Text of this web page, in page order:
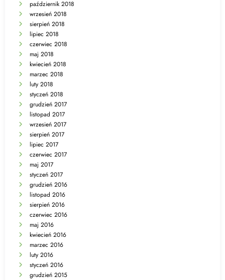
październik 2018
wrzesień 2018
sierpień 2018
lipiec 2018
czerwiec 2018
maj 2018
kwiecień 2018
marzec 2018
luty 2018
styczeń 2018
grudzień 2017
listopad 2017
wrzesień 2017
sierpień 2017
lipiec 2017
czerwiec 2017
maj 2017
styczeń 2017
grudzień 2016
listopad 2016
sierpień 2016
czerwiec 2016
maj 2016
kwiecień 2016
marzec 2016
luty 2016
styczeń 2016
grudzień 2015